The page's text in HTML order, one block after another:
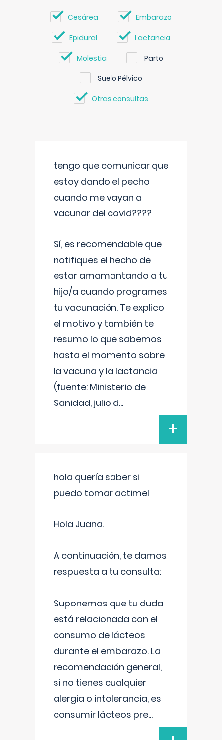
Cesárea Embarazo
Epidural Lactancia
Molestia Parto
Suelo Pélvico
Otras consultas
tengo que comunicar que
estoy dando el pecho
cuando me vayan a
vacunar del covid????
Sí, es recomendable que
notifiques el hecho de
estar amamantando a tu
hijo/a cuando programes
tu vacunación. Te explico
el motivo y también te
resumo lo que sabemos
hasta el momento sobre
la vacuna y la lactancia
(fuente: Ministerio de
Sanidad, julio d...
+
hola quería saber si
puedo tomar actimel
Hola Juana.
A continuación, te damos
respuesta a tu consulta:
Suponemos que tu duda
está relacionada con el
consumo de lácteos
durante el embarazo. La
recomendación general,
si no tienes cualquier
alergia o intolerancia, es
consumir lácteos pre...